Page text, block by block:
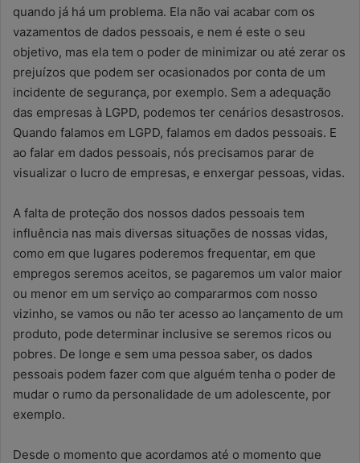
quando já há um problema. Ela não vai acabar com os
vazamentos de dados pessoais, e nem é este o seu
objetivo, mas ela tem o poder de minimizar ou até zerar os
prejuízos que podem ser ocasionados por conta de um
incidente de segurança, por exemplo. Sem a adequação
das empresas à LGPD, podemos ter cenários desastrosos.
Quando falamos em LGPD, falamos em dados pessoais. E
ao falar em dados pessoais, nós precisamos parar de
visualizar o lucro de empresas, e enxergar pessoas, vidas.
A falta de proteção dos nossos dados pessoais tem
influência nas mais diversas situações de nossas vidas,
como em que lugares poderemos frequentar, em que
empregos seremos aceitos, se pagaremos um valor maior
ou menor em um serviço ao compararmos com nosso
vizinho, se vamos ou não ter acesso ao lançamento de um
produto, pode determinar inclusive se seremos ricos ou
pobres. De longe e sem uma pessoa saber, os dados
pessoais podem fazer com que alguém tenha o poder de
mudar o rumo da personalidade de um adolescente, por
exemplo.
Desde o momento que acordamos até o momento que